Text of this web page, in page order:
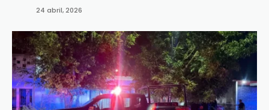
24 abril, 2026